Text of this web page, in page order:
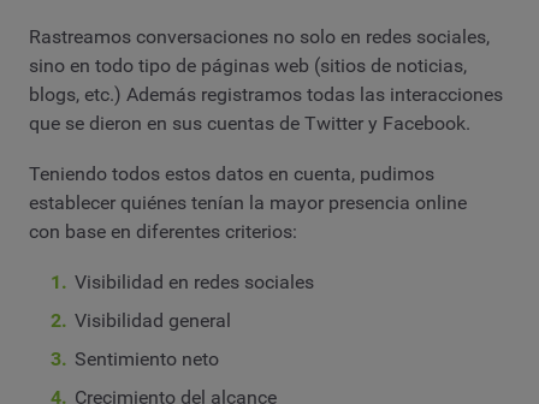
Rastreamos conversaciones no solo en redes sociales,
sino en todo tipo de páginas web (sitios de noticias,
blogs, etc.) Además registramos todas las interacciones
que se dieron en sus cuentas de Twitter y Facebook.
Teniendo todos estos datos en cuenta, pudimos
establecer quiénes tenían la mayor presencia online
con base en diferentes criterios:
Visibilidad en redes sociales
Visibilidad general
Sentimiento neto
Crecimiento del alcance